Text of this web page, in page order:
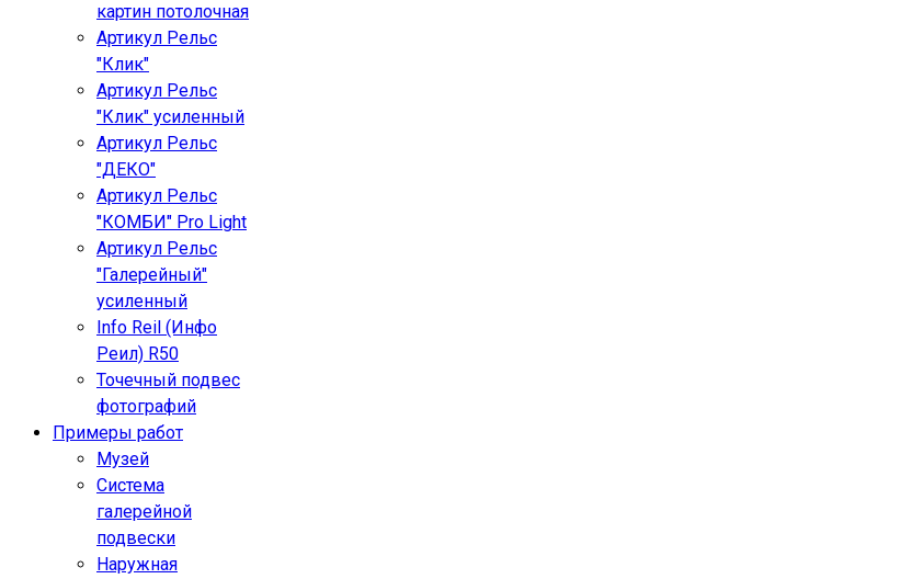
картин потолочная
Артикул Рельс
"Клик"
Артикул Рельс
"Клик" усиленный
Артикул Рельс
"ДЕКО"
Артикул Рельс
"КОМБИ" Pro Light
Артикул Рельс
"Галерейный"
усиленный
Info Reil (Инфо
Реил) R50
Точечный подвес
фотографий
Примеры работ
Музей
Система
галерейной
подвески
Наружная